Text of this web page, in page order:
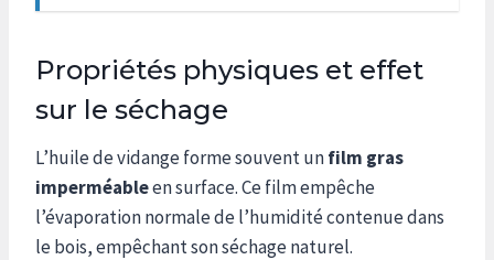
Propriétés physiques et effet
sur le séchage
L’huile de vidange forme souvent unfilm gras
imperméableen surface. Ce film empêche
l’évaporation normale de l’humidité contenue dans
le bois, empêchant son séchage naturel.